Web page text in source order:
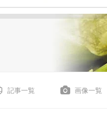
記事一覧 画像一覧